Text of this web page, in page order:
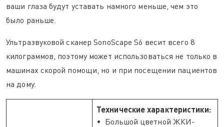
ваши глаза будут уставать намного меньше, чем это
было раньше.
Ультразвуковой сканер SonoScape S6 весит всего 8
килограммов, поэтому может использоваться не только в
машинах скорой помощи, но и при посещении пациентов
на дому.
Технические характеристики:
• Большой цветной ЖКИ-